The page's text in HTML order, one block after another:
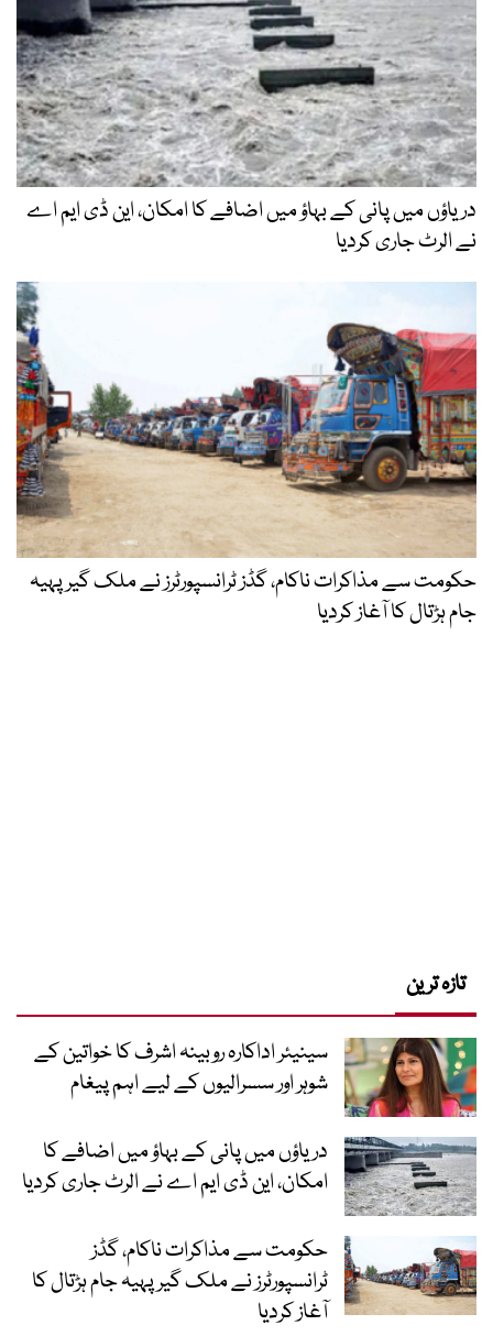
دریاؤں میں پانی کے بہاؤ میں اضافے کا امکان، این ڈی ایم اے
نے الرٹ جاری کردیا
حکومت سے مذاکرات ناکام، گڈز ٹرانسپورٹرز نے ملک گیر پہیہ
جام ہڑتال کا آغاز کردیا
تازہ ترین
سینیئر اداکارہ روبینہ اشرف کا خواتین کے
شوہر اور سسرالیوں کے لیے اہم پیغام
دریاؤں میں پانی کے بہاؤ میں اضافے کا
امکان، این ڈی ایم اے نے الرٹ جاری کردیا
حکومت سے مذاکرات ناکام، گڈز
ٹرانسپورٹرز نے ملک گیر پہیہ جام ہڑتال کا
آغاز کردیا